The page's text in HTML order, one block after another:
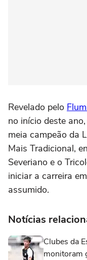
Revelado pelo
no início deste
meia campeão da
Mais Tradicional,
Severiano e o
iniciar a carreira
assumido.
Notícias
Clubes da
monitoram